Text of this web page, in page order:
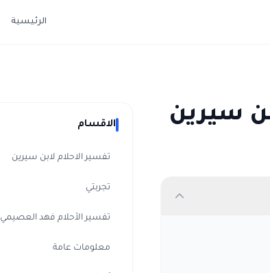
الرئيسية
سيرين الاقسام
تفسير الاحلام لابن سيرين
تجربتي
تفسير الأحلام فهد العصيمي
معلومات عامة